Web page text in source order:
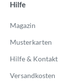
Hilfe
Magazin
Musterkarten
Hilfe & Kontakt
Versandkosten